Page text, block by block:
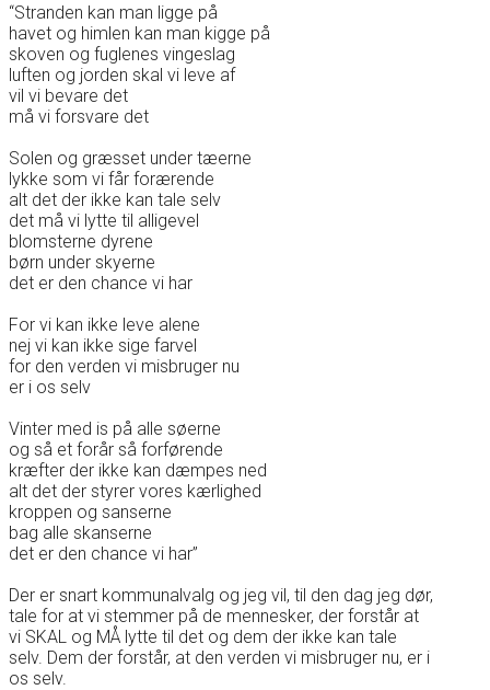
“Stranden kan man ligge på
havet og himlen kan man kigge på
skoven og fuglenes vingeslag
luften og jorden skal vi leve af
vil vi bevare det
må vi forsvare det
Solen og græsset under tæerne
lykke som vi får forærende
alt det der ikke kan tale selv
det må vi lytte til alligevel
blomsterne dyrene
børn under skyerne
det er den chance vi har
For vi kan ikke leve alene
nej vi kan ikke sige farvel
for den verden vi misbruger nu
er i os selv
Vinter med is på alle søerne
og så et forår så forførende
kræfter der ikke kan dæmpes ned
alt det der styrer vores kærlighed
kroppen og sanserne
bag alle skanserne
det er den chance vi har”
Der er snart kommunalvalg og jeg vil, til den dag jeg dør,
tale for at vi stemmer på de mennesker, der forstår at
vi SKAL og MÅ lytte til det og dem der ikke kan tale
selv. Dem der forstår, at den verden vi misbruger nu, er i
os selv.